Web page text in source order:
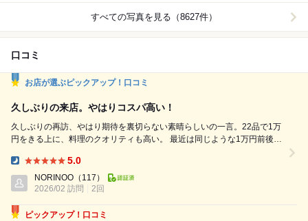
すべての写真を見る（8627件）
口コミ
お店が選ぶピックアップ！口コミ
久しぶりの来店。やはりコスパ高い！
久しぶりの再訪、やはり期待を裏切らない素晴らしいの一言。22品で1万
円をきる上に、料理のクオリティも高い。 最近は同じような1万円前後の
画す、本当にコストパフォーマンスが高いと改めて実感しました。握りは
どれも丁寧で、シャリとネタのバランスが良く、一貫ごとに満足感があり
ます。特に、一品目から出てるマグロ脳天雲丹ドックはめちゃくちゃ美...
5.0
NORINOO （117）
2026/02 訪問
2回
ピックアップ！口コミ